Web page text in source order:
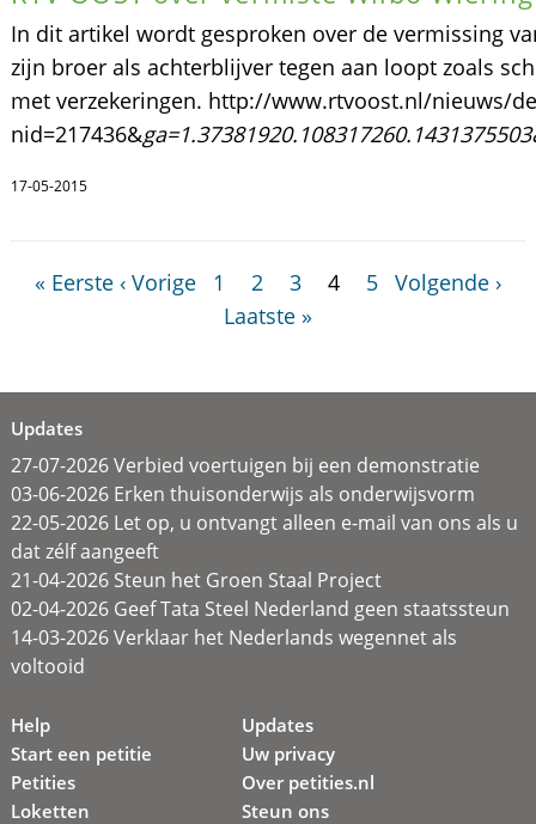
In dit artikel wordt gesproken over de vermissing
zijn broer als achterblijver tegen aan loopt zoals
met verzekeringen. http://www.rtvoost.nl/nieuws/
nid=217436&
17-05-2015
« Eerste ‹ Vorige 1 2 3 4 5 Volgende ›
Laatste »
Updates
27-07-2026 Verbied voertuigen bij een demonstratie
03-06-2026 Erken thuisonderwijs als onderwijsvorm
22-05-2026 Let op, u ontvangt alleen e-mail van ons als u
dat zélf aangeeft
21-04-2026 Steun het Groen Staal Project
02-04-2026 Geef Tata Steel Nederland geen staatssteun
14-03-2026 Verklaar het Nederlands wegennet als
voltooid
Help
Start een petitie
Petities
Loketten
Updates
Uw privacy
Over petities.nl
Steun ons